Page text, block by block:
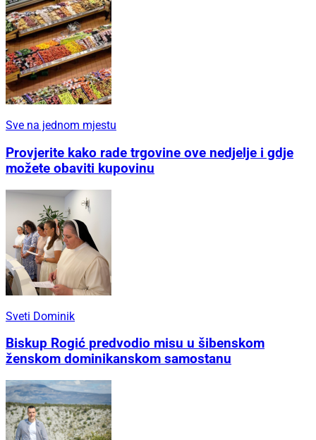
Sve na jednom mjestu
Provjerite kako rade trgovine ove nedjelje i gdje
možete obaviti kupovinu
Sveti Dominik
Biskup Rogić predvodio misu u šibenskom
ženskom dominikanskom samostanu